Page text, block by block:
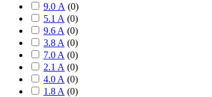
9.0 А (0)
5.1 A (0)
9.6 A (0)
3.8 A (0)
7.0 A (0)
2.1 A (0)
4.0 A (0)
1.8 A (0)